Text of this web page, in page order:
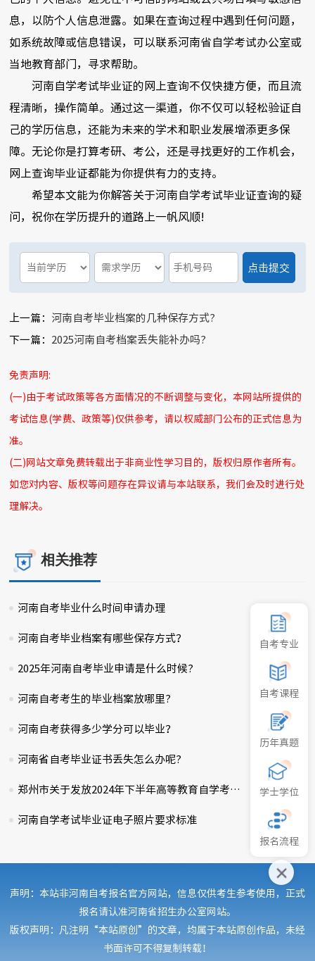
自考专业
自考课程
历年真题
学士学位
报名流程
息，以防个人信息泄露。如果在查询过程中遇到任何问题，
如系统故障或信息错误，可以联系河南省自学考试办公室或
当地教育部门，寻求帮助。
河南自学考试毕业证的网上查询不仅快捷方便，而且流
程清晰，操作简单。通过这一渠道，你不仅可以轻松验证自
己的学历信息，还能为未来的学术和职业发展增添更多保
障。无论你是打算考研、考公，还是寻找更好的工作机会，
网上查询毕业证都能为你提供有力的支持。
希望本文能为你解答关于河南自学考试毕业证查询的疑
问，祝你在学历提升的道路上一帆风顺!
上一篇： 河南自考毕业档案的几种保存方式?
下一篇： 2025河南自考档案丢失能补办吗?
免责声明:
(一)由于考试政策等各方面情况的不断调整与变化，本网站所提供的
考试信息(学费、政策等)仅供参考，请以权威部门公布的正式信息为
准。
(二)网站文章免费转载出于非商业性学习目的，版权归原作者所有。
如您对内容、版权等问题存在异议请与本站联系，我们会及时进行处
理解决。
相关推荐
2025-01-31
河南自考毕业什么时间申请办理
2024-09-12
河南自考毕业档案有哪些保存方式？
2025-02-07
2025年河南自考毕业申请是什么时候?
2025-03-09
河南自考考生的毕业档案放哪里?
2025-02-28
河南自考获得多少学分可以毕业？
2024-12-08
河南省自考毕业证书丢失怎么办呢?
2025-02-20
郑州市关于发放2024年下半年高等教育自学考试毕业证的通知
2024-11-10
河南自学考试毕业证电子照片要求标准
声明：本站非河南自考报名官方网站，信息仅供考生参考使用，正式
报名请认准河南省招生办公室网站。
版权声明：凡注明“本站原创”的文章，均属于本站原创作品，未经
书面许可不得复制转载！